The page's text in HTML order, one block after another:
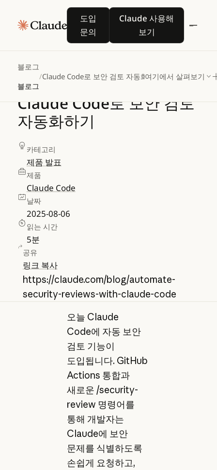
도입
문의
도입 문의
Claude 사용해
보기
Claude 사용해 보기
블로그
블로그
/Claude Code로 보안 검토 자동화하기여기에서 살펴보기
ClaudeCode로보안검토
자동화하기
카테고리
제품 발표
제품
Claude Code
날짜
2025-08-06
읽는 시간
5분
공유
링크 복사
https://claude.com/blog/automate-
security-reviews-with-claude-code
오늘 Claude
Code에 자동 보안
검토 기능이
도입됩니다. GitHub
Actions 통합과
새로운 /security-
review 명령어를
통해 개발자는
Claude에 보안
문제를 식별하도록
손쉽게 요청하고,